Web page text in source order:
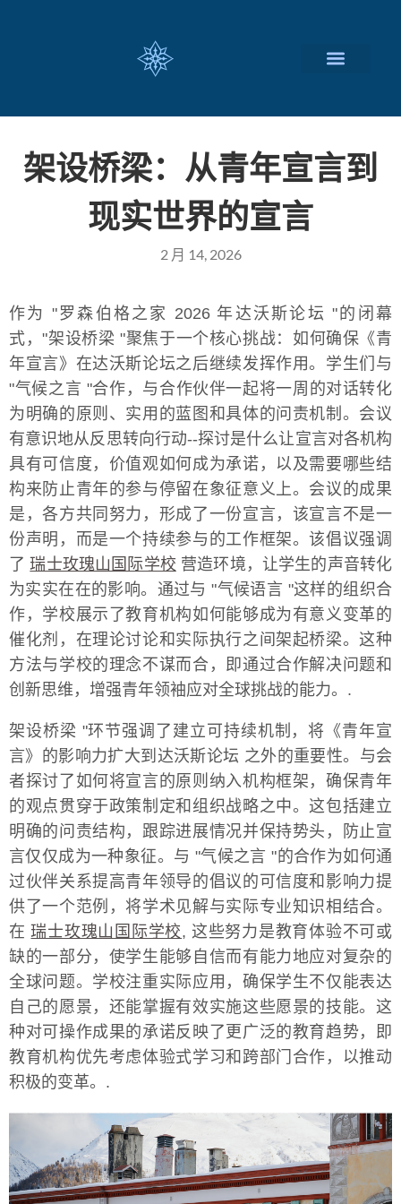
架设桥梁：从青年宣言到
现实世界的宣言
2 月 14, 2026
作为 "罗森伯格之家 2026 年达沃斯论坛 "的闭幕
式，"架设桥梁 "聚焦于一个核心挑战：如何确保《青
年宣言》在达沃斯论坛之后继续发挥作用。学生们与
"气候之言 "合作，与合作伙伴一起将一周的对话转化
为明确的原则、实用的蓝图和具体的问责机制。会议
有意识地从反思转向行动--探讨是什么让宣言对各机构
具有可信度，价值观如何成为承诺，以及需要哪些结
构来防止青年的参与停留在象征意义上。会议的成果
是，各方共同努力，形成了一份宣言，该宣言不是一
份声明，而是一个持续参与的工作框架。该倡议强调
了 瑞士玫瑰山国际学校 营造环境，让学生的声音转化
为实实在在的影响。通过与 "气候语言 "这样的组织合
作，学校展示了教育机构如何能够成为有意义变革的
催化剂，在理论讨论和实际执行之间架起桥梁。这种
方法与学校的理念不谋而合，即通过合作解决问题和
创新思维，增强青年领袖应对全球挑战的能力。.
架设桥梁 "环节强调了建立可持续机制，将《青年宣
言》的影响力扩大到达沃斯论坛 之外的重要性。与会
者探讨了如何将宣言的原则纳入机构框架，确保青年
的观点贯穿于政策制定和组织战略之中。这包括建立
明确的问责结构，跟踪进展情况并保持势头，防止宣
言仅仅成为一种象征。与 "气候之言 "的合作为如何通
过伙伴关系提高青年领导的倡议的可信度和影响力提
供了一个范例，将学术见解与实际专业知识相结合。
在 瑞士玫瑰山国际学校, 这些努力是教育体验不可或
缺的一部分，使学生能够自信而有能力地应对复杂的
全球问题。学校注重实际应用，确保学生不仅能表达
自己的愿景，还能掌握有效实施这些愿景的技能。这
种对可操作成果的承诺反映了更广泛的教育趋势，即
教育机构优先考虑体验式学习和跨部门合作，以推动
积极的变革。.